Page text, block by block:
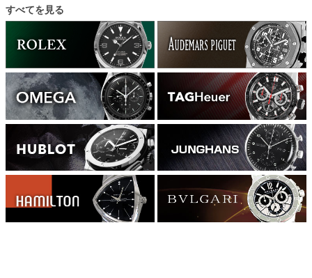
すべてを見る